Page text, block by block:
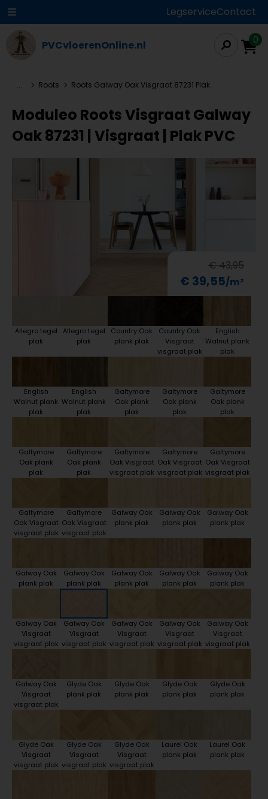
LegserviceContact
PVCvloerenOnline.nl 0
... Roots Roots Galway Oak Visgraat 87231 Plak
Moduleo Roots Visgraat Galway
Oak 87231 | Visgraat | Plak PVC
€ 43,95
€ 39,55
Allegro tegel
plak
Allegro tegel
plak
Country Oak
plank plak
Country Oak
Visgraat
visgraat plak
English
Walnut plank
plak
English
Walnut plank
plak
English
Walnut plank
plak
Galtymore
Oak plank
plak
Galtymore
Oak plank
plak
Galtymore
Oak plank
plak
Galtymore
Oak plank
plak
Galtymore
Oak plank
plak
Galtymore
Oak Visgraat
visgraat plak
Galtymore
Oak Visgraat
visgraat plak
Galtymore
Oak Visgraat
visgraat plak
Galtymore
Oak Visgraat
visgraat plak
Galtymore
Oak Visgraat
visgraat plak
Galway Oak
plank plak
Galway Oak
plank plak
Galway Oak
plank plak
Galway Oak
plank plak
Galway Oak
plank plak
Galway Oak
plank plak
Galway Oak
plank plak
Galway Oak
plank plak
Galway Oak
Visgraat
visgraat plak
Galway Oak
Visgraat
visgraat plak
Galway Oak
Visgraat
visgraat plak
Galway Oak
Visgraat
visgraat plak
Galway Oak
Visgraat
visgraat plak
Galway Oak
Visgraat
visgraat plak
Glyde Oak
plank plak
Glyde Oak
plank plak
Glyde Oak
plank plak
Glyde Oak
plank plak
Glyde Oak
Visgraat
visgraat plak
Glyde Oak
Visgraat
visgraat plak
Glyde Oak
Visgraat
visgraat plak
Laurel Oak
plank plak
Laurel Oak
plank plak